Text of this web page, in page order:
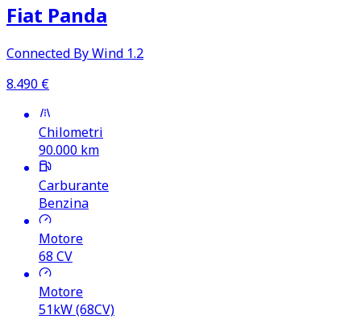
Fiat Panda
Connected By Wind 1.2
8.490 €
Chilometri
90.000 km
Carburante
Benzina
Motore
68 CV
Motore
51kW (68CV)